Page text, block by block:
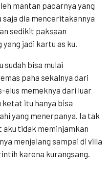
mantan pacarnya yang
saja dia menceritakannya
sedikit paksaan
yang jadi kartu as ku.
sudah bisa mulai
paha sekalnya dari
elus memeknya dari luar
ketat itu hanya bisa
yang menerpanya. Ia tak
tidak meminjamkan
menjelang sampai di villa
karena kurangsang.